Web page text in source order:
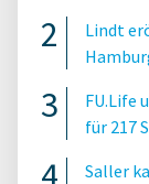
Lindt
FU.Life
für 217
Saller